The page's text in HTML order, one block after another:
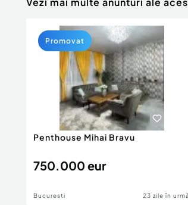
Penthouse Mihai Bravu
750.000 eur
Bucuresti 23 zile în urmă
Promovat